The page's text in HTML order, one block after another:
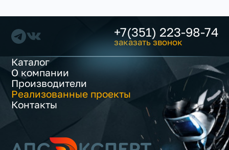
+7(351) 223-98-74
заказать звонок
Каталог
О компании
Производители
Реализованные проекты
Контакты